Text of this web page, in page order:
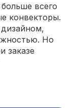
всего
конвекторы.
Но
заказе